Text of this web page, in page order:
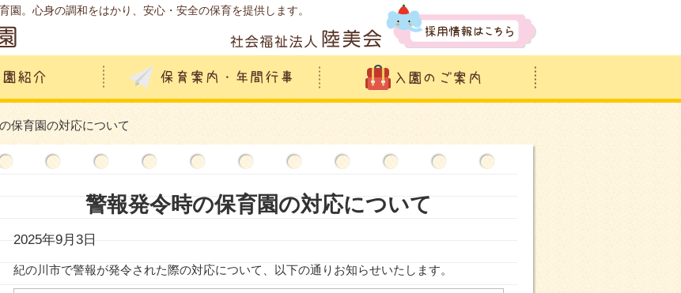
園。心身の調和をはかり、安心・安全の保育を提供します。
保育園の対応について
警報発令時の保育園の対応について
2025年9月3日
紀の川市で警報が発令された際の対応について、以下の通りお知らせいたします。